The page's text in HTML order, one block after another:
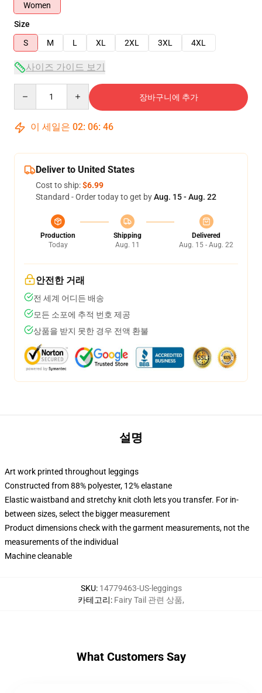
Women
Size
S
M L XL 2XL 3XL 4XL
사이즈 가이드 보기
장바구니에 추가
이 세일은 02: 06: 45
Deliver to United States
Cost to ship:$6.99
Standard - Order today to get byAug. 15 - Aug. 22
Production
Today
Shipping
Aug. 11
Delivered
Aug. 15 - Aug. 22
안전한 거래
전 세계 어디든 배송
모든 소포에 추적 번호 제공
상품을 받지 못한 경우 전액 환불
설명
Art work printed throughout leggings
Constructed from 88% polyester, 12% elastane
Elastic waistband and stretchy knit cloth lets you transfer. For in-
between sizes, select the bigger measurement
Product dimensions check with the garment measurements, not the
measurements of the individual
Machine cleanable
SKU: 14779463-US-leggings
카테고리: Fairy Tail 관련 상품,
What Customers Say